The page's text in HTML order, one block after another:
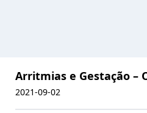
Arritmias e Gestação –
2021-09-02